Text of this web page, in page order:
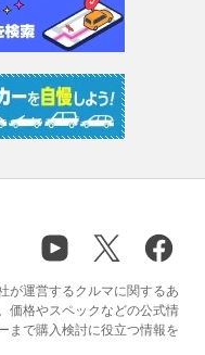
が運営するクルマに関するあ
価格やスペックなどの公式情
まで購入検討に役立つ情報を